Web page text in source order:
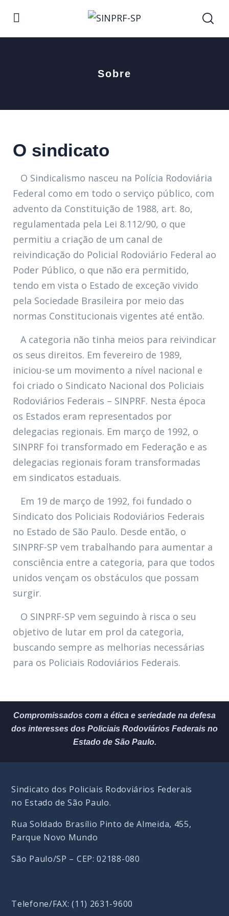
Sobre
O sindicato
O Sindicalismo nasceu na Polícia Rodoviária
Federal como em todo o serviço público, com
advento da Constituição de 1988, art. 8o,
regulamentada pela Lei 8.112/90, o que
permitiu a criação de um canal de
reivindicação do Policial Rodoviário Federal ao
Poder Público, o que não era permitido,
tendo em vista o Estado de exceção vivido
pela Sociedade Brasileira por meio das
normas Constitucionais vigentes até então.
A categoria não tinha meios para reivindicar
os seus direitos. Em fevereiro de 1989,
iniciou-se um movimento a nível nacional e
foi criado o Sindicato Nacional dos Policiais
Rodoviários Federais – SINPRF. Nesta época
os Estados eram representados por
delegacias regionais. Em março de 1992, o
SINPRF foi transformado em Federação e as
delegacias regionais foram transformadas
em sindicatos estaduais.
Em 19 de março de 1992, foi fundado o
Sindicato dos Policiais Rodoviários Federais
no Estado de São Paulo. Desde então, o
SINPRF-SP vem trabalhando para aumentar a
consciência entre a categoria, para que todos
unidos vençam os obstáculos que possam
surgir.
O SINPRF-SP vem seguindo à risca o seu
objetivo de lutar em prol da categoria,
buscando sempre as melhorias necessárias
para os Policiais Rodoviários Federais.
Compromissados com a ética e seriedade na defesa
dos interesses dos Policiais Rodoviários Federais no
Estado de São Paulo.
Sindicato dos Policiais Rodoviários Federais
no Estado de São Paulo.
Rua Soldado Brasílio Pinto de Almeida, 455,
Parque Novo Mundo
São Paulo/SP – CEP: 02188-080
Telefone/FAX: (11) 2631-9600